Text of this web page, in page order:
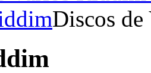
Discos